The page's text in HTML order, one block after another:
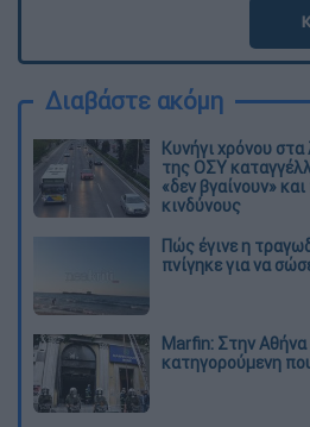
Διαβάστε ακόμη
Κυνήγι χρόνου
της ΟΣΥ
«δεν βγαίνουν»
κινδύνους
Πώς έγινε η
πνίγηκε για να
Marfin: Στην
κατηγορούμενη